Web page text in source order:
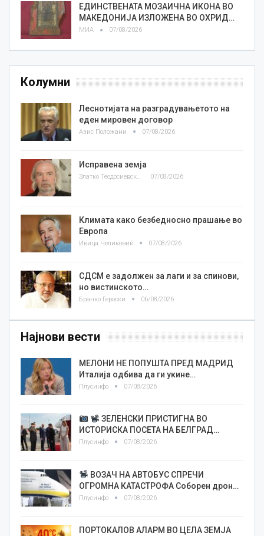
ЕДИНСТВЕНАТА МОЗАИЧНА ИКОНА ВО
МАКЕДОНИЈА ИЗЛОЖЕНА ВО ОХРИД…
МИА 07/08/2026
Колумни
Леснотијата на разградувањетото на
еден мировен договор
Азис Положани 07/08/2026
Исправена земја
Златко Теодосиевски 07/08/2026
Климата како безбедносно прашање во
Европа
Ивица Челиковиќ 07/08/2026
СДСМ е задолжен за лаги и за спинови,
но вистинското…
Бранко Героски 06/08/2026
Најнови вести
МЕЛОНИ НЕ ПОПУШТА ПРЕД МАДРИД
Италија одбива да ги укине…
Плусинфо 07/08/2026
ЗЕЛЕНСКИ ПРИСТИГНА ВО
ИСТОРИСКА ПОСЕТА НА БЕЛГРАД…
Плусинфо 07/08/2026
ВОЗАЧ НА АВТОБУС СПРЕЧИ
ОГРОМНА КАТАСТРОФА Соборен дрон…
Плусинфо 07/08/2026
ПОРТОКАЛОВ АЛАРМ ВО ЦЕЛА ЗЕМЈА